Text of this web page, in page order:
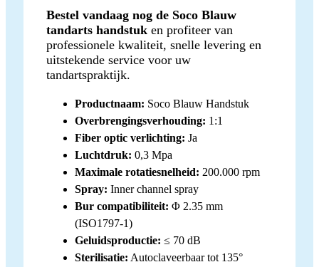
Bestel vandaag nog de Soco Blauw
tandarts handstuk en profiteer van
professionele kwaliteit, snelle levering en
uitstekende service voor uw
tandartspraktijk.
Productnaam: Soco Blauw Handstuk
Overbrengingsverhouding: 1:1
Fiber optic verlichting: Ja
Luchtdruk: 0,3 Mpa
Maximale rotatiesnelheid: 200.000 rpm
Spray: Inner channel spray
Bur compatibiliteit: Φ 2.35 mm
(ISO1797-1)
Geluidsproductie: ≤ 70 dB
Sterilisatie: Autoclaveerbaar tot 135°